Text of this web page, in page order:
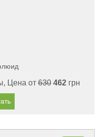
Цена от630 462грн